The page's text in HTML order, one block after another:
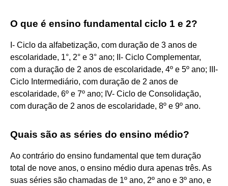
O que é ensino fundamental ciclo 1 e 2?
I- Ciclo da alfabetização, com duração de 3 anos de
escolaridade, 1°, 2° e 3° ano; II- Ciclo Complementar,
com a duração de 2 anos de escolaridade, 4º e 5º ano; III-
Ciclo Intermediário, com duração de 2 anos de
escolaridade, 6º e 7º ano; IV- Ciclo de Consolidação,
com duração de 2 anos de escolaridade, 8º e 9º ano.
Quais são as séries do ensino médio?
Ao contrário do ensino fundamental que tem duração
total de nove anos, o ensino médio dura apenas três. As
suas séries são chamadas de 1º ano, 2º ano e 3º ano, e